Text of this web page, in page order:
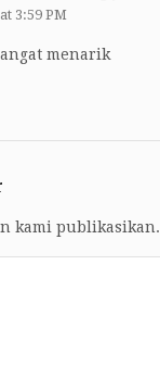
3:59 PM
menarik
kami publikasikan.